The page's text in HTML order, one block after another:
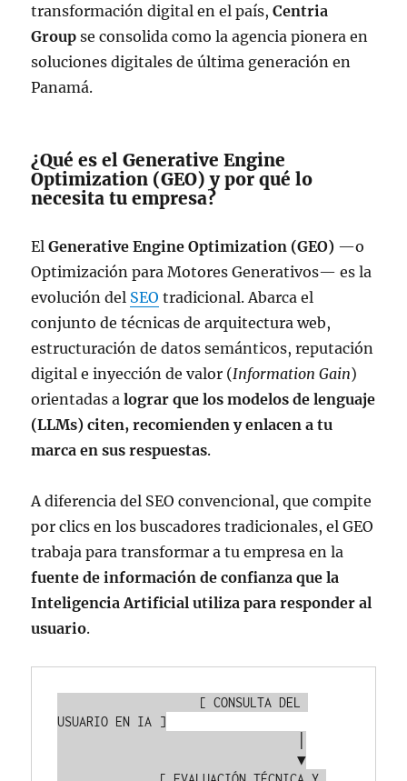
transformación digital en el país,Centria
Group se consolida como la agencia pionera en
soluciones digitales de última generación en
Panamá.
¿Qué es el Generative Engine
Optimization (GEO) y por qué lo
necesita tu empresa?
ElGenerative Engine Optimization (GEO) —o
Optimización para Motores Generativos— es la
evolución del SEO tradicional. Abarca el
conjunto de técnicas de arquitectura web,
estructuración de datos semánticos, reputación
digital e inyección de valor (Information Gain)
orientadas alograr que los modelos de lenguaje
(LLMs) citen, recomienden y enlacen a tu
marca en sus respuestas.
A diferencia del SEO convencional, que compite
por clics en los buscadores tradicionales, el GEO
trabaja para transformar a tu empresa en la
fuente de información de confianza que la
Inteligencia Artificial utiliza para responder al
usuario.
USUARIO EN IA ]
                                 ▼